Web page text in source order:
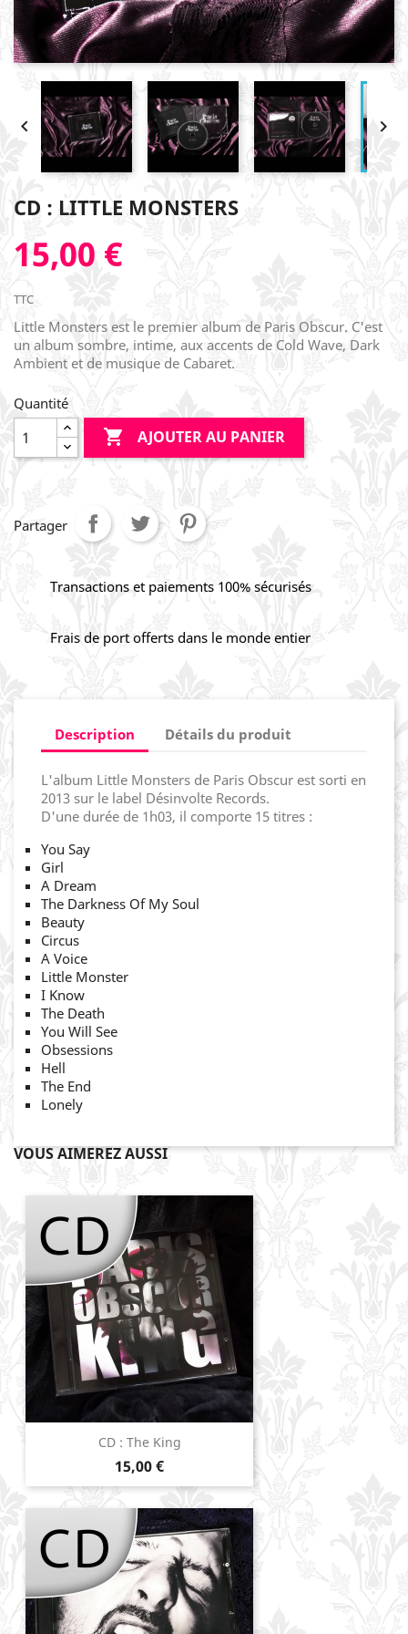
 
CD : LITTLE MONSTERS
15,00 €
TTC
Little Monsters est le premier album de Paris Obscur. C'est
un album sombre, intime, aux accents de Cold Wave, Dark
Ambient et de musique de Cabaret.
Quantité
 AJOUTER AU PANIER
Partager
Transactions et paiements 100% sécurisés
Frais de port offerts dans le monde entier
Description Détails du produit
L'album Little Monsters de Paris Obscur est sorti en
2013 sur le label Désinvolte Records.
D'une durée de 1h03, il comporte 15 titres :
You Say
Girl
A Dream
The Darkness Of My Soul
Beauty
Circus
A Voice
Little Monster
I Know
The Death
You Will See
Obsessions
Hell
The End
Lonely
VOUS AIMEREZ AUSSI
CD : The King
Prix
15,00 €